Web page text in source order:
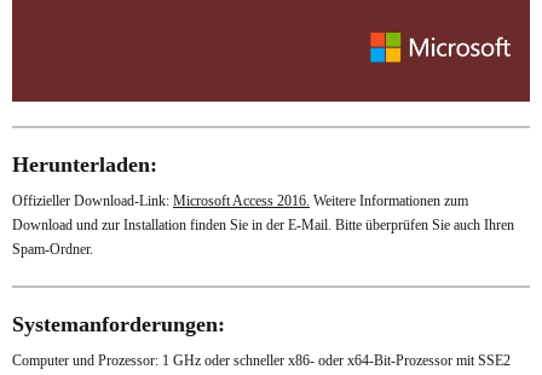
Herunterladen:
Offizieller Download-Link: Microsoft Access 2016. Weitere Informationen zum
Download und zur Installation finden Sie in der E-Mail. Bitte überprüfen Sie auch Ihren
Spam-Ordner.
Systemanforderungen:
Computer und Prozessor: 1 GHz oder schneller x86- oder x64-Bit-Prozessor mit SSE2